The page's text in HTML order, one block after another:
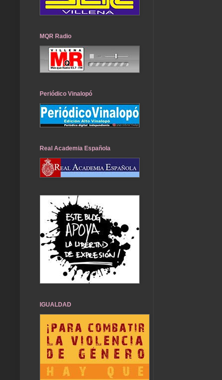
MQR Radio
Periódico Vinalopó
Real Academia Española
IGUALDAD